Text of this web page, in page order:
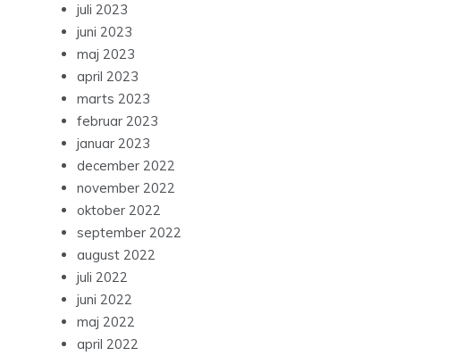
juli 2023
juni 2023
maj 2023
april 2023
marts 2023
februar 2023
januar 2023
december 2022
november 2022
oktober 2022
september 2022
august 2022
juli 2022
juni 2022
maj 2022
april 2022